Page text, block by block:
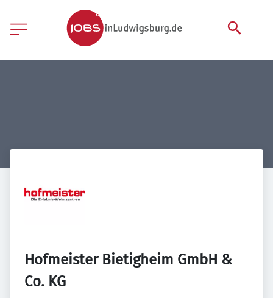
Hofmeister Bietigheim GmbH &
Co. KG